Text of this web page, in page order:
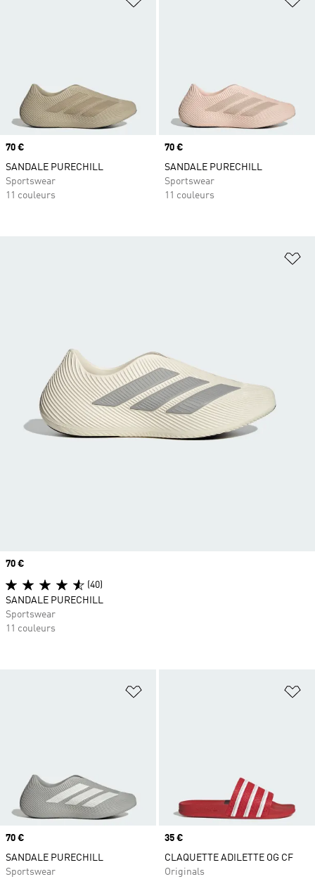
Prix
70 €
SANDALE PURECHILL
Sportswear
11 couleurs
Prix
70 €
SANDALE PURECHILL
Sportswear
11 couleurs
Ajouter à la Liste de produits
Prix
70 €
SANDALE PURECHILL
Sportswear
Prix
35 €
CLAQUETTE ADILETTE OG CF
Originals
Prix
70 €
(40)
SANDALE PURECHILL
Sportswear
11 couleurs